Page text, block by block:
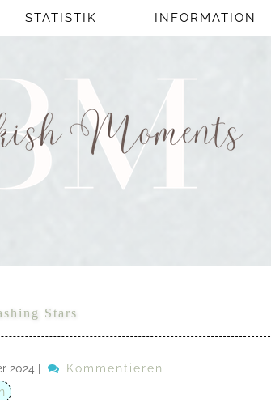
STATISTIK INFORMATION
Stars
2024
Kommentieren